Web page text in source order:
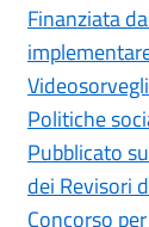
Finanziata
Politiche
Pubblicato
dei Revisori
Concorso